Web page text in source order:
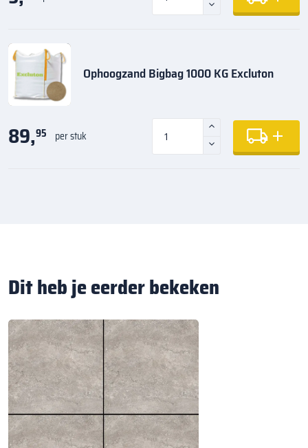
Ophoogzand Bigbag 1000 KG Excluton
89,95 per stuk
Dit heb je eerder bekeken